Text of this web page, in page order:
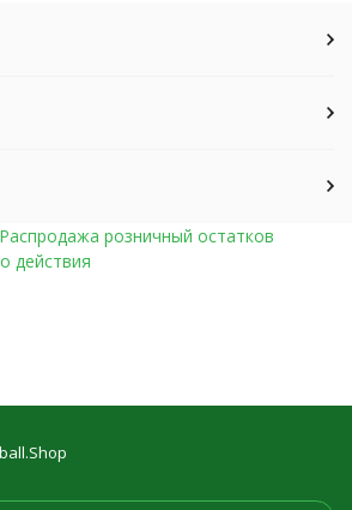
Распродажа розничный остатков
действия